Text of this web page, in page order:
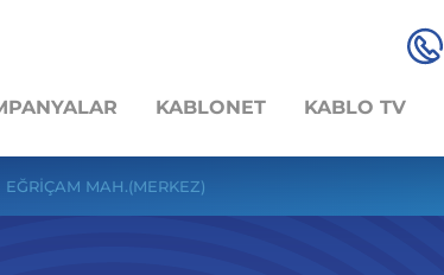
KABLONET KABLO TV
EĞRİÇAM MAH.(MERKEZ)